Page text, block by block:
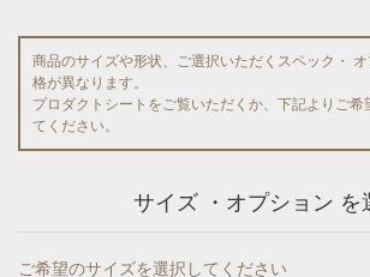
商品のサイズや形状、ご選択いただくスペック・
格が異なります。
プロダクトシートをご覧いただくか、下記よりご希
てください。
サイズ ・オプション を
ご希望のサイズを選択してください